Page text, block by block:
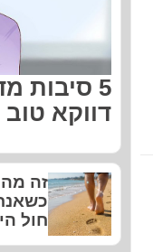
5 סיבות
דווקא
זה מה
חול